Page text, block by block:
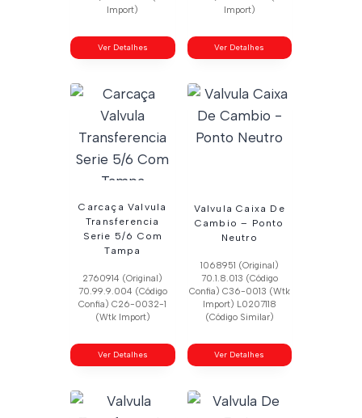
Import)
Ver Detalhes
Import)
Ver Detalhes
Carcaça Valvula
Transferencia
Serie 5/6 Com
Tampa
2760914 (Original)
70.99.9.004 (Código
Confia) C26-0032-1
(Wtk Import)
Ver Detalhes
Valvula Caixa De
Cambio – Ponto
Neutro
1068951 (Original)
70.1.8.013 (Código
Confia) C36-0013 (Wtk
Import) L0207118
(Código Similar)
Ver Detalhes